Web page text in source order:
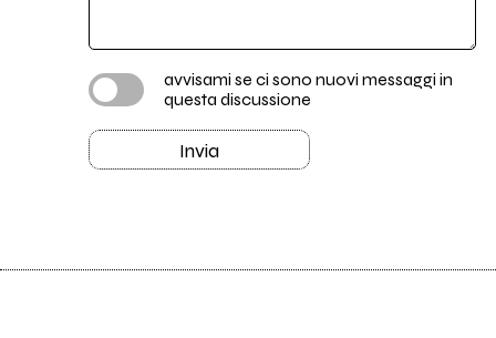
avvisami se ci sono nuovi messaggi in
questa discussione
Invia